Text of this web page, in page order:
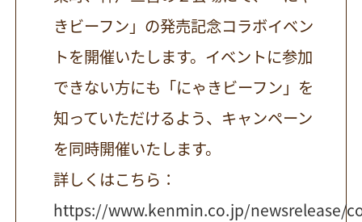
きビーフン」の発売記念コラボイベン
トを開催いたします。イベントに参加
できない方にも「にゃきビーフン」を
知っていただけるよう、キャンペーン
を同時開催いたします。
詳しくはこちら：
https://www.kenmin.co.jp/newsrelease/